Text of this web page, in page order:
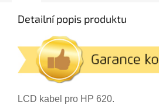
Detailní popis produktu
LCD kabel pro HP 620.